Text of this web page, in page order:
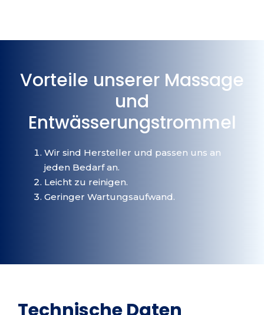
Vorteile unserer Massage
und
Entwässerungstrommel
Wir sind Hersteller und passen uns an
jeden Bedarf an.
Leicht zu reinigen.
Geringer Wartungsaufwand.